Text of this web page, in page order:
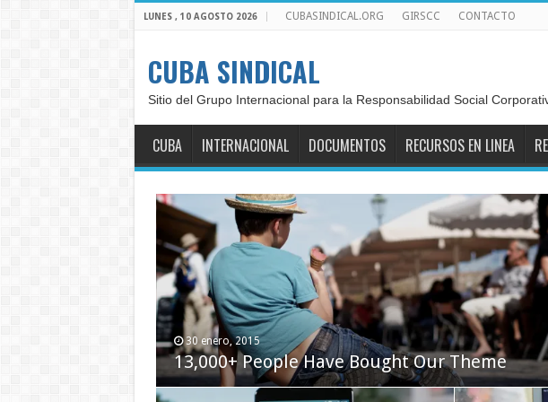
LUNES , 10 AGOSTO 2026 CUBASINDICAL.ORG GIRSCC CONTACTO
CUBA SINDICAL
Sitio del Grupo Internacional para la Responsabilidad Social
CUBA INTERNACIONAL DOCUMENTOS RECURSOS EN LINEA
30 enero, 2015
13,000+ People Have Bought Our Theme
24 noviembre, 2014
Apple iMac with Retina 5K display review